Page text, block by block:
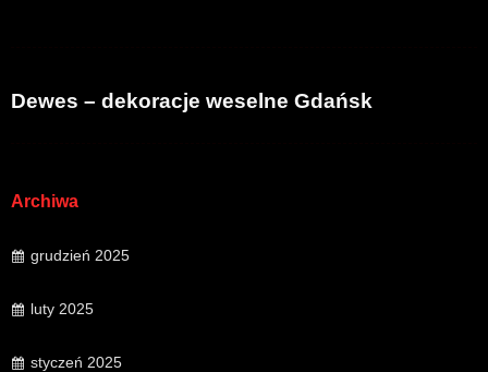
Dewes – dekoracje weselne Gdańsk
Archiwa
grudzień 2025
luty 2025
styczeń 2025